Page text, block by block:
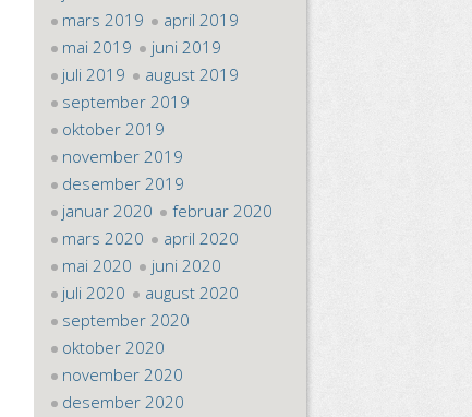
mars 2019
april 2019
mai 2019
juni 2019
juli 2019
august 2019
september 2019
oktober 2019
november 2019
desember 2019
januar 2020
februar 2020
mars 2020
april 2020
mai 2020
juni 2020
juli 2020
august 2020
september 2020
oktober 2020
november 2020
desember 2020